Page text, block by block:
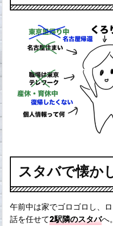
スタバで懐か
午前中は家でゴロゴロし、
話を任せて2駅隣のスタバへ。